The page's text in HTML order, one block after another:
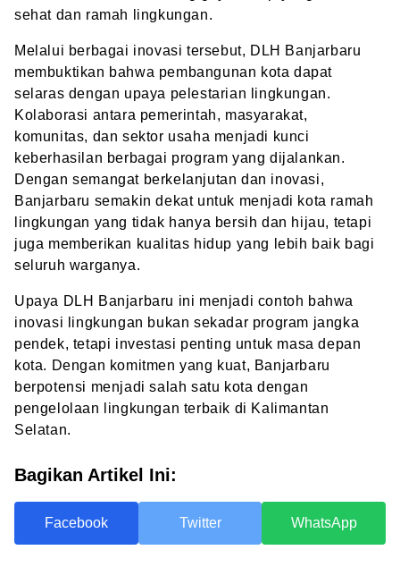
sehat dan ramah lingkungan.
Melalui berbagai inovasi tersebut, DLH Banjarbaru
membuktikan bahwa pembangunan kota dapat
selaras dengan upaya pelestarian lingkungan.
Kolaborasi antara pemerintah, masyarakat,
komunitas, dan sektor usaha menjadi kunci
keberhasilan berbagai program yang dijalankan.
Dengan semangat berkelanjutan dan inovasi,
Banjarbaru semakin dekat untuk menjadi kota ramah
lingkungan yang tidak hanya bersih dan hijau, tetapi
juga memberikan kualitas hidup yang lebih baik bagi
seluruh warganya.
Upaya DLH Banjarbaru ini menjadi contoh bahwa
inovasi lingkungan bukan sekadar program jangka
pendek, tetapi investasi penting untuk masa depan
kota. Dengan komitmen yang kuat, Banjarbaru
berpotensi menjadi salah satu kota dengan
pengelolaan lingkungan terbaik di Kalimantan
Selatan.
Bagikan Artikel Ini:
Facebook Twitter WhatsApp